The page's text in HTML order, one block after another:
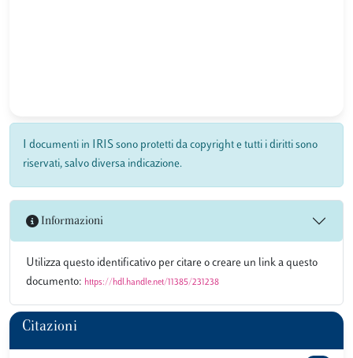
I documenti in IRIS sono protetti da copyright e tutti i diritti sono
riservati, salvo diversa indicazione.
Informazioni
Utilizza questo identificativo per citare o creare un link a questo
documento: https://hdl.handle.net/11385/231238
Citazioni